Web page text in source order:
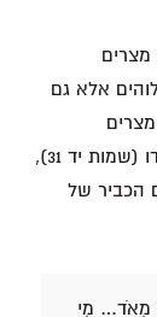
מצרים
אלא גם
הראשונה מגיע לשיאו באמונה בה' ובמשה עבדו (שמות יד 31),
הכביר של
מְאֹד… מִי